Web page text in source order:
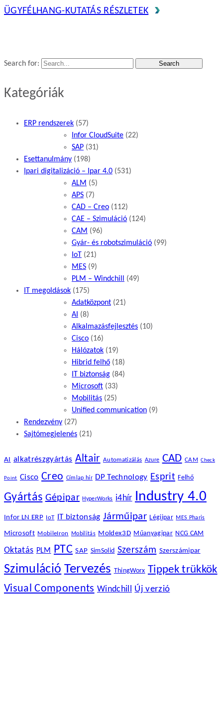
ÜGYFÉLHANG-KUTATÁSRÉSZLETEK
Search for:
Kategóriák
ERP rendszerek (57)
Infor CloudSuite (22)
SAP (31)
Esettanulmány (198)
Ipari digitalizáció – Ipar 4.0 (531)
ALM (5)
APS (7)
CAD – Creo (112)
CAE – Szimuláció (124)
CAM (96)
Gyár- és robotszimuláció (99)
IoT (21)
MES (9)
PLM – Windchill
(49)
IT megoldások (175)
Adatközpont (21)
AI (8)
Alkalmazásfejlesztés (10)
Cisco (16)
Hálózatok (19)
Hibrid felhő (18)
IT biztonság (84)
Microsoft (33)
Mobilitás (25)
Unified communication (9)
Rendezvény (27)
Sajtómegjelenés (21)
AI alkatrészgyártás Altair Automatizálás Azure CAD CAM Check
Point Cisco Creo Címlap hír DP Technology Esprit Felhő
Gyártás Gépipar HyperWorks i4hír Industry 4.0
Infor LN ERP IoT IT biztonság Járműipar Légiipar MES Pharis
Microsoft MobileIron Mobilitás Moldex3D Műanyagipar NCG CAM
Oktatás PLM PTC SAP SimSolid Szerszám Szerszámipar
Szimuláció Tervezés ThingWorx Tippek trükkök
Visual Components Windchill Új verzió